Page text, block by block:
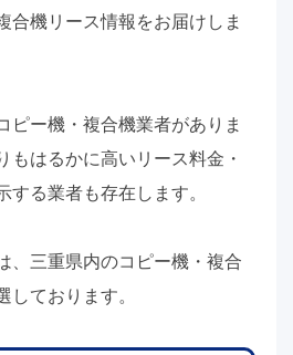
合機リース情報をお届けしま
ピー機・複合機業者がありま
もはるかに高いリース料金・
する業者も存在します。
、三重県内のコピー機・複合
しております。